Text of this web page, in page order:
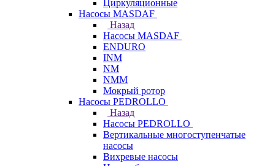
Циркуляционные
Насосы MASDAF
Назад
Насосы MASDAF
ENDURO
INM
NM
NMM
Мокрый ротор
Насосы PEDROLLO
Назад
Насосы PEDROLLO
Вертикальные многоступенчатые
насосы
Вихревые насосы